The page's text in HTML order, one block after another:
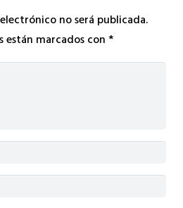
no será publicada.
están marcados con*